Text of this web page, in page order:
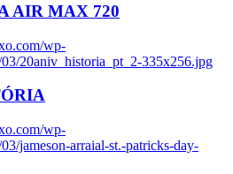
AIR MAX 720
wp-
20aniv_historia_pt_2-335x256.jpg
wp-
jameson-arraial-st.-patricks-day-